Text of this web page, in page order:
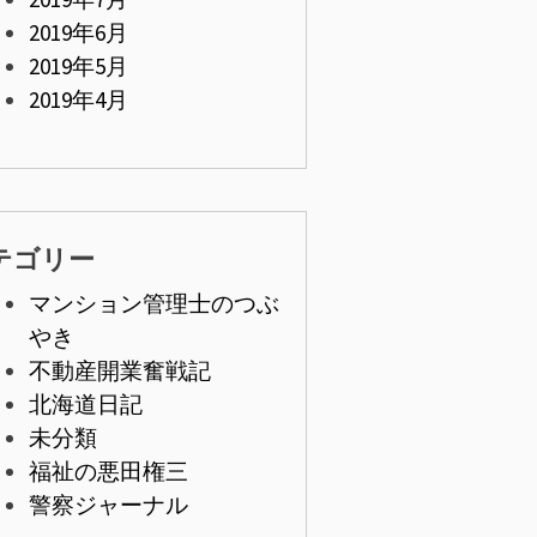
2019年6月
2019年5月
2019年4月
ゴリー
マンション管理士のつぶ
やき
不動産開業奮戦記
北海道日記
未分類
福祉の悪田権三
警察ジャーナル